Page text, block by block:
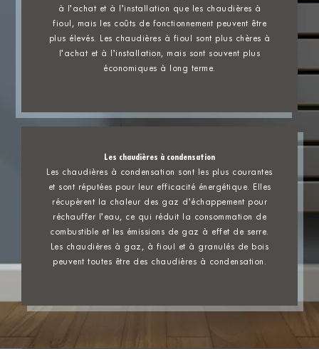
à l’achat et à l’installation que les chaudières à
fioul, mais les coûts de fonctionnement peuvent être
plus élevés. Les chaudières à fioul sont plus chères à
l’achat et à l’installation, mais sont souvent plus
économiques à long terme.
Les chaudières à condensation
Les chaudières à condensation sont les plus courantes
et sont réputées pour leur efficacité énergétique. Elles
récupèrent la chaleur des gaz d’échappement pour
réchauffer l’eau, ce qui réduit la consommation de
combustible et les émissions de gaz à effet de serre.
Les chaudières à gaz, à fioul et à granulés de bois
peuvent toutes être des chaudières à condensation.